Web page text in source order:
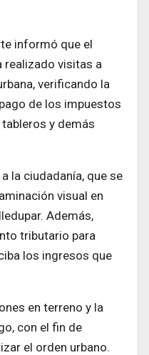
informó que el
realizado visitas a
verificando la
de los impuestos
y demás
la ciudadanía, que se
visual en
Además,
tributario para
los ingresos que
en terreno y la
con el fin de
el orden urbano.